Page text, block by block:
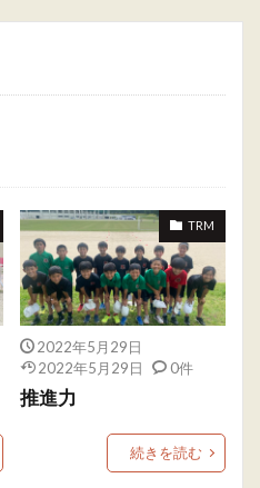
TRM
2022年5月29日
2022年5月29日
0件
推進力
続きを読む